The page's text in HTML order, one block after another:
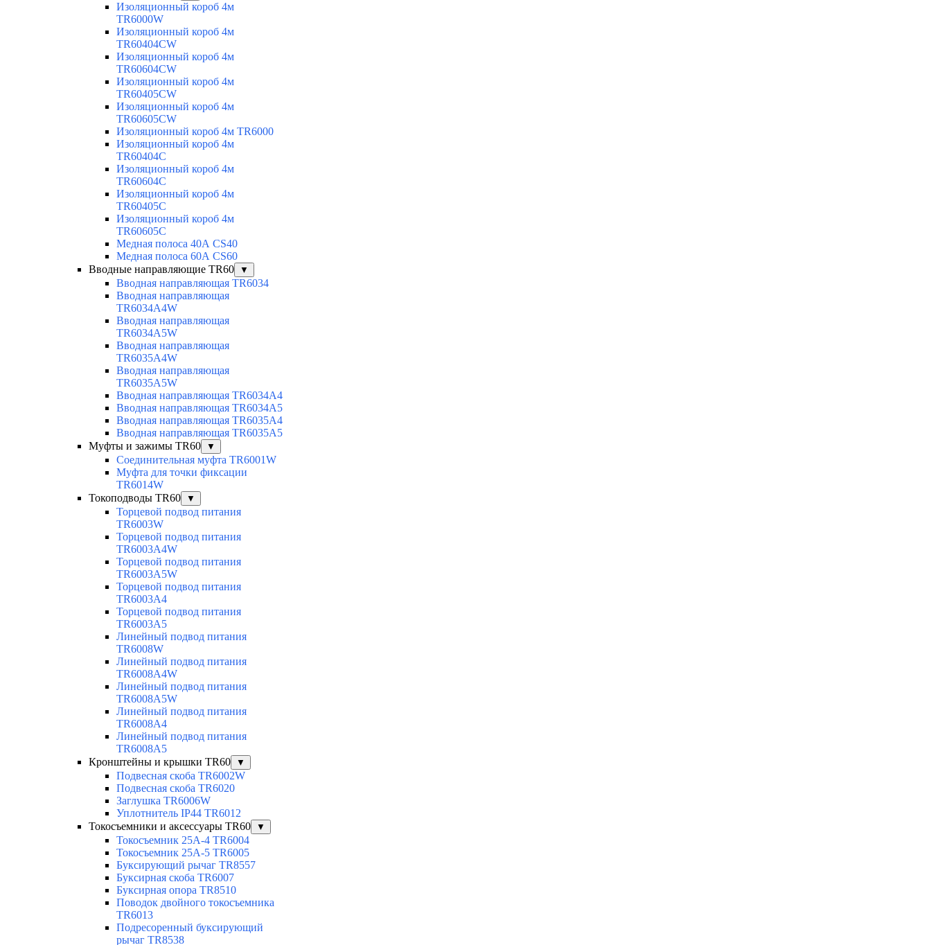
Изоляционный короб 4м
TR6000W
Изоляционный короб 4м
TR60404CW
Изоляционный короб 4м
TR60604CW
Изоляционный короб 4м
TR60405CW
Изоляционный короб 4м
TR60605CW
Изоляционный короб 4м TR6000
Изоляционный короб 4м
TR60404C
Изоляционный короб 4м
TR60604C
Изоляционный короб 4м
TR60405C
Изоляционный короб 4м
TR60605C
Медная полоса 40А CS40
Медная полоса 60А CS60
Вводные направляющие TR60
▼
Вводная направляющая TR6034
Вводная направляющая
TR6034A4W
Вводная направляющая
TR6034A5W
Вводная направляющая
TR6035A4W
Вводная направляющая
TR6035A5W
Вводная направляющая TR6034A4
Вводная направляющая TR6034A5
Вводная направляющая TR6035A4
Вводная направляющая TR6035A5
Муфты и зажимы TR60
▼
Соединительная муфта TR6001W
Муфта для точки фиксации
TR6014W
Токоподводы TR60
▼
Торцевой подвод питания
TR6003W
Торцевой подвод питания
TR6003A4W
Торцевой подвод питания
TR6003A5W
Торцевой подвод питания
TR6003A4
Торцевой подвод питания
TR6003A5
Линейный подвод питания
TR6008W
Линейный подвод питания
TR6008A4W
Линейный подвод питания
TR6008A5W
Линейный подвод питания
TR6008A4
Линейный подвод питания
TR6008A5
Кронштейны и крышки TR60
▼
Подвесная скоба TR6002W
Подвесная скоба TR6020
Заглушка TR6006W
Уплотнитель IP44 TR6012
Токосъемники и аксессуары TR60
▼
Токосъемник 25А-4 TR6004
Токосъемник 25А-5 TR6005
Буксирующий рычаг TR8557
Буксирная скоба TR6007
Буксирная опора TR8510
Поводок двойного токосъемника
TR6013
Подресоренный буксирующий
рычаг TR8538